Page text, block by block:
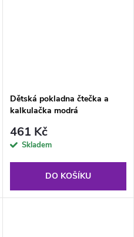
Dětská pokladna čtečka a
kalkulačka modrá
461 Kč
Skladem
DO KOŠÍKU